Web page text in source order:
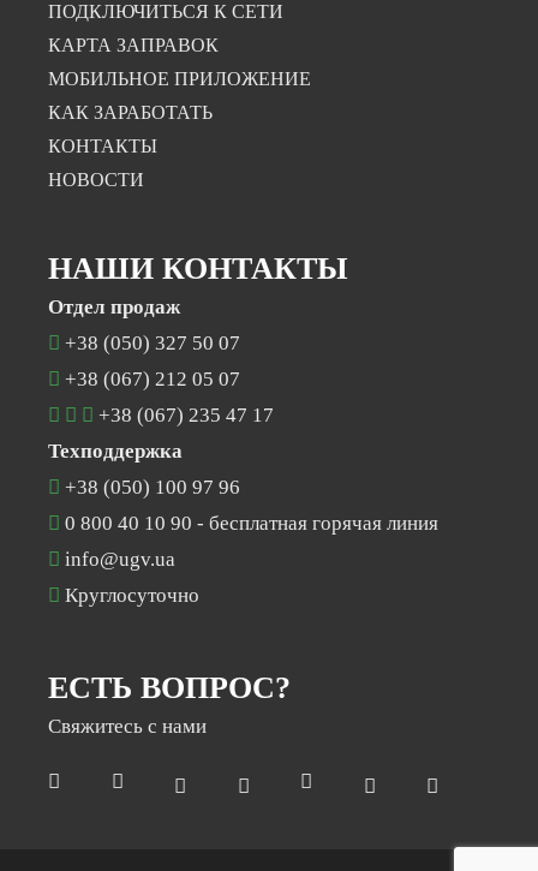
ПОДКЛЮЧИТЬСЯ К СЕТИ
КАРТА ЗАПРАВОК
МОБИЛЬНОЕ ПРИЛОЖЕНИЕ
КАК ЗАРАБОТАТЬ
КОНТАКТЫ
НОВОСТИ
НАШИ КОНТАКТЫ
Отдел продаж
+38 (050) 327 50 07
+38 (067) 212 05 07
+38 (067) 235 47 17
Техподдержка
+38 (050) 100 97 96
0 800 40 10 90 - бесплатная горячая линия
info@ugv.ua
Круглосуточно
ЕСТЬ ВОПРОС?
Свяжитесь с нами
Раз на місяць ми відправляємо дайджест з